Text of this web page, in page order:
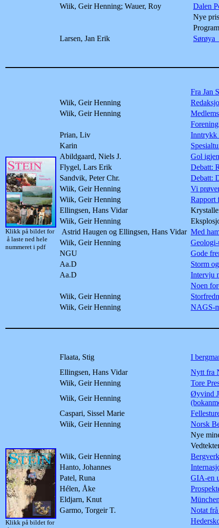
Wiik, Geir Henning; Wauer, Roy
Dalen
Nye
Larsen, Jan Erik
Sørøya
Klikk på bildet for
å laste ned hele
nummeret i pdf
Fra Jan
Wiik, Geir Henning
Wiik, Geir Henning
Prian, Liv
Inntrykk
Karin
Abildgaard, Niels J.
Gol
Flygel, Lars Erik
Debatt:
Sandvik, Peter Chr.
Debatt:
Wiik, Geir Henning
Vi
Wiik, Geir Henning
Rapport
Ellingsen, Hans Vidar
Wiik, Geir Henning
Astrid Haugen og Ellingsen, Hans Vidar Med
Wiik, Geir Henning
NGU
Gode
Aa.D
Storm
Aa.D
Intervju
Noen
Wiik, Geir Henning
Wiik, Geir Henning
NAGS-
Klikk på bildet for
Flaata, Stig
I
Ellingsen, Hans Vidar
Nytt fra
Wiik, Geir Henning
Tore
Wiik, Geir Henning
Øyvind
Caspari, Sissel Marie
Wiik, Geir Henning
Norsk
Nye
Wiik, Geir Henning
Hanto, Johannes
Patel, Runa
GIA-en
Hélen, Åke
Eldjarn, Knut
Garmo, Torgeir T.
Notat